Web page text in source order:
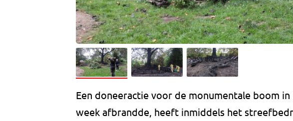
Een doneeractie voor de monumentale boom
week afbrandde, heeft inmiddels het